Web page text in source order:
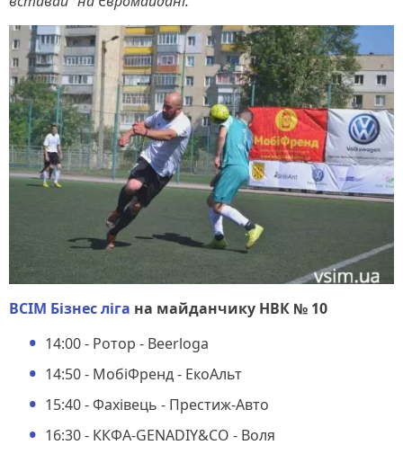
ВСІМ Бізнес ліга на майданчику НВК № 10
14:00 - Ротор - Beerloga
14:50 - МобіФренд - ЕкоАльт
15:40 - Фахівець - Престиж-Авто
16:30 - ККФА-GENADIY&CO - Воля